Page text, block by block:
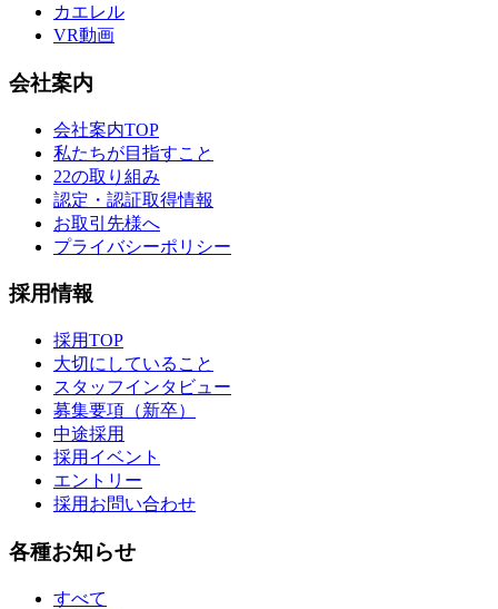
カエレル
VR動画
会社案内
会社案内TOP
私たちが目指すこと
22の取り組み
認定・認証取得情報
お取引先様へ
プライバシーポリシー
採用情報
採用TOP
大切にしていること
スタッフインタビュー
募集要項（新卒）
中途採用
採用イベント
エントリー
採用お問い合わせ
各種お知らせ
すべて